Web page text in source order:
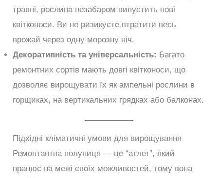
травні, рослина незабаром випустить нові
квітконоси. Ви не ризикуєте втратити весь
врожай через одну морозну ніч.
Декоративність та універсальність: Багато
ремонтних сортів мають довгі квітконоси, що
дозволяє вирощувати їх як ампельні рослини в
горщиках, на вертикальних грядках або балконах.
Підхідні кліматичні умови для вирощування
Ремонтантна полуниця — це “атлет”, який
працює на межі своїх можливостей, тому вона